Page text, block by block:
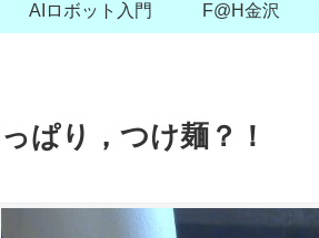
AIロボット入門 F@H金沢
ぱり，つけ麺？！